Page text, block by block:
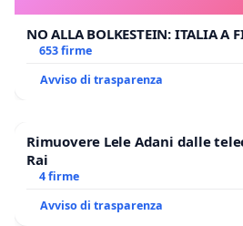
NO ALLA BOLKESTEIN: ITALIA A
653 firme
Avviso di trasparenza
Rimuovere Lele Adani dalle
Rai
4 firme
Avviso di trasparenza